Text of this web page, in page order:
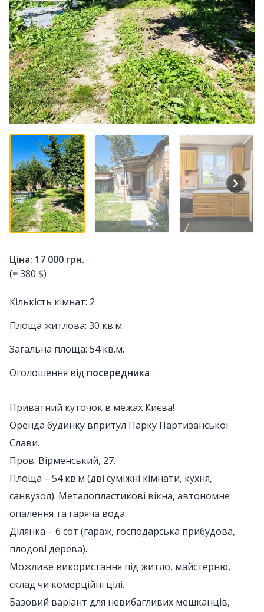
Ціна: 17 000 грн.
(≈ 380 $)
Кількість кімнат: 2
Площа житлова: 30 кв.м.
Загальна площа: 54 кв.м.
Оголошення від посередника
Приватний куточок в межах Києва!
Оренда будинку впритул Парку Партизанської
Слави.
Пров. Вірменський, 27.
Площа – 54 кв.м (дві суміжні кімнати, кухня,
санвузол). Металопластикові вікна, автономне
опалення та гаряча вода.
Ділянка – 6 сот (гараж, господарська прибудова,
плодові дерева).
Можливе використання під житло, майстерню,
склад чи комерційні цілі.
Базовий варіант для невибагливих мешканців,